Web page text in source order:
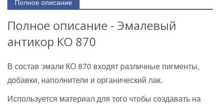
Полное описание
Полное описание - Эмалевый
антикор КО 870
В состав эмали КО 870 входят различные пигменты,
добавки, наполнители и органический лак.
Используется материал для того чтобы создавать на